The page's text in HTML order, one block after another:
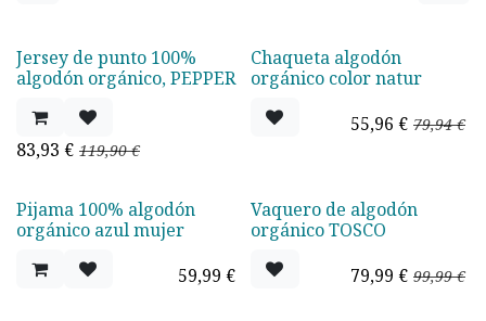
Oferta -30%
Jersey de punto 100%
algodón orgánico, PEPPER
83,93 € 119,90€
Oferta -30%
Chaqueta algodón
orgánico color natur
55,96 € 79,94€
¡Nuevo!
Pijama 100% algodón
orgánico azul mujer
59,99 € Oferta - 20%
Vaquero de algodón
orgánico TOSCO
79,99 € 99,99€